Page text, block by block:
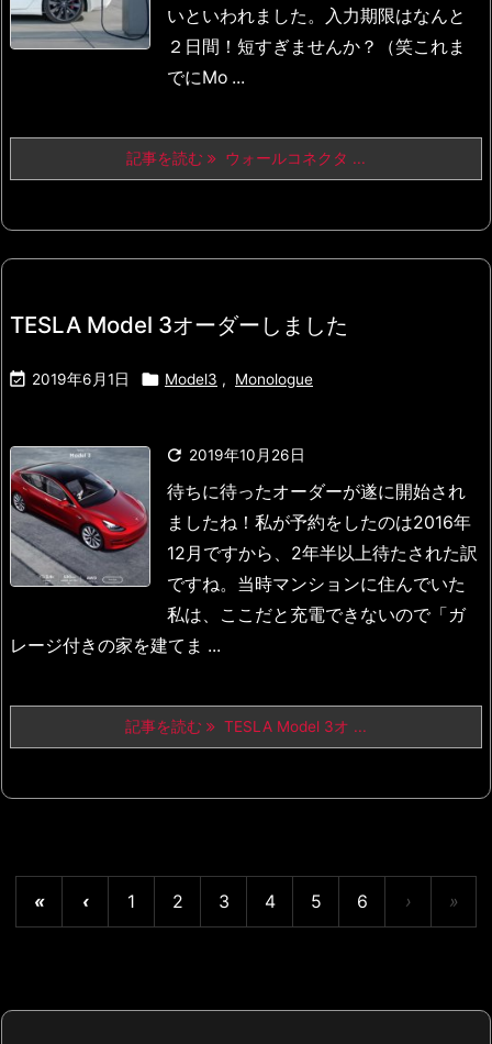
いといわれました。
入力期限はなんと
２日間！短すぎませんか？（笑これま
でにMo ...
記事を読む ウォールコネクタ ...
TESLA Model 3オーダーしました
 2019年6月1日  Model3 , Monologue
 2019年10月26日
待ちに待ったオーダーが遂に開始され
ましたね！ 私が予約をしたのは2016年
12月ですから、2年半以上待たされた訳
ですね。 当時マンションに住んでいた
私は、ここだと充電できないので「ガ
レージ付きの家を建てま ...
記事を読む TESLA Model 3オ ...
« ‹ 1 2 3 4 5 6 › »